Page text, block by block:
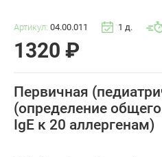
Артикул: 04.00.011 1 д.
1320 ₽
Первичная
(определение
IgE к 20 аллергенам)